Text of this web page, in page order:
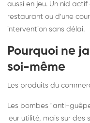
aussi en jeu. Un nid
restaurant ou d'une
intervention sans délai.
Pourquoi ne
soi-même
Les produits du
Les bombes "anti-
leur utilité, mais sur des